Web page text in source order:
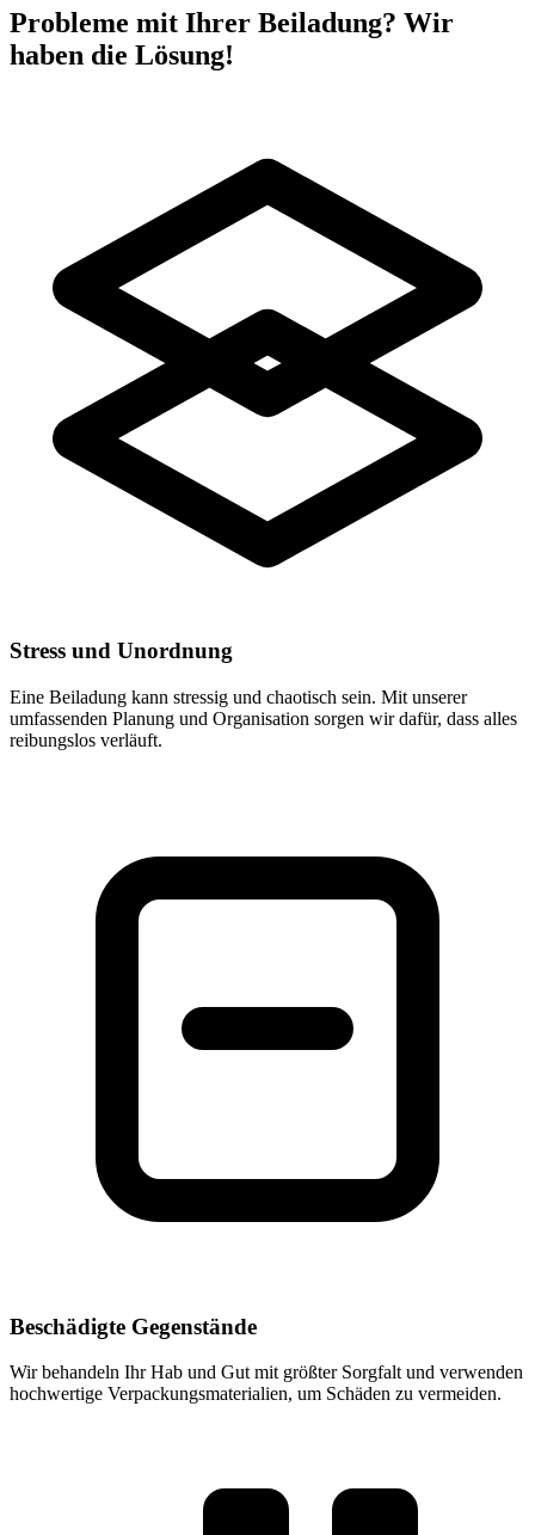
Probleme mit Ihrer Beiladung? Wir
haben die Lösung!
Stress und Unordnung
Eine Beiladung kann stressig und chaotisch sein. Mit unserer
umfassenden Planung und Organisation sorgen wir dafür, dass alles
reibungslos verläuft.
Beschädigte Gegenstände
Wir behandeln Ihr Hab und Gut mit größter Sorgfalt und verwenden
hochwertige Verpackungsmaterialien, um Schäden zu vermeiden.